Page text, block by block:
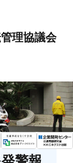
理協議会